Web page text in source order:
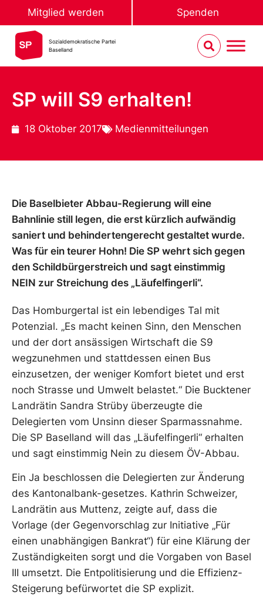
Mitglied werden Spenden
Sozialdemokratische Partei
Baselland
SP will S9 erhalten!
18 Oktober 2017 Medienmitteilungen
Die Baselbieter Abbau-Regierung will eine
Bahnlinie still legen, die erst kürzlich aufwändig
saniert und behindertengerecht gestaltet wurde.
Was für ein teurer Hohn! Die SP wehrt sich gegen
den Schildbürgerstreich und sagt einstimmig
NEIN zur Streichung des „Läufelfingerli“.
Das Homburgertal ist ein lebendiges Tal mit
Potenzial. „Es macht keinen Sinn, den Menschen
und der dort ansässigen Wirtschaft die S9
wegzunehmen und stattdessen einen Bus
einzusetzen, der weniger Komfort bietet und erst
noch Strasse und Umwelt belastet.“ Die Bucktener
Landrätin Sandra Strüby überzeugte die
Delegierten vom Unsinn dieser Sparmassnahme.
Die SP Baselland will das „Läufelfingerli“ erhalten
und sagt einstimmig Nein zu diesem ÖV-Abbau.
Ein Ja beschlossen die Delegierten zur Änderung
des Kantonalbank-gesetzes. Kathrin Schweizer,
Landrätin aus Muttenz, zeigte auf, dass die
Vorlage (der Gegenvorschlag zur Initiative „Für
einen unabhängigen Bankrat“) für eine Klärung der
Zuständigkeiten sorgt und die Vorgaben von Basel
III umsetzt. Die Entpolitisierung und die Effizienz-
Steigerung befürwortet die SP explizit.